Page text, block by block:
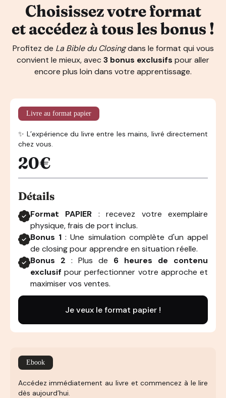
Vois
la réalité
de ce que nous demandons à nos
élèves de réaliser lorsqu’ils se forment chez nous en
vue d’obtenir une certification.
Découvrel’envers du décors d’une vraie
simulation d’un appel de ventetel que nous
l’enseignons aujourd’hui.
Masterclass :“est-ce que le Closing est fait pour
moi ?”
Masterclass :“comment savoir ce que j’ai envie de
vendre ?”
Masterclass :“comment trouver son 1er client” ?
Masterclass d’entrepreneurs qui vous dévoileront ce
un Closer 3.0 pour eux !
Choisissez votre format
et accédez à tous les bonus !
Profitez de La Bible du Closingdans le format qui vous
convient le mieux, avec 3 bonus exclusifs pour aller
encore plus loin dans votre apprentissage.
Livre au format papier
✨ L’expérience du livre entre les mains, livré directement
chez vous.
20€
Détails
Format PAPIER : recevez votre exemplaire
physique, frais de port inclus.
Bonus 1: Une simulation complète d'un appel
de closing pour apprendre en situation réelle.
Bonus 2 : Plus de 6 heures de contenu
exclusif pour perfectionner votre approche et
maximiser vos ventes.
Je veux le format papier !
Ebook
Accédez immédiatement au livre et commencez à le lire
dès aujourd’hui.